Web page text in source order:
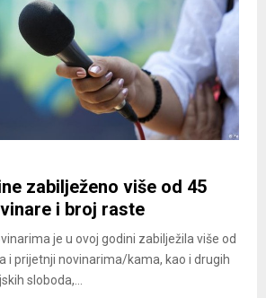
zabilježeno više od 45
i broj raste
je u ovoj godini zabilježila više od
i prijetnji novinarima/kama, kao i drugih
sloboda,...